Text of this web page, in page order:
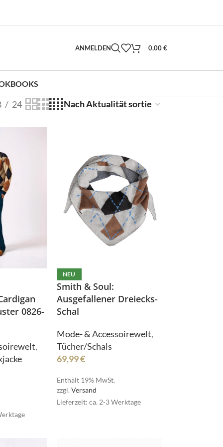
ANMELDEN 0,00€
Bettwaren
24
0826-
,
NEU
Smith & Soul:
Ausgefallener Dreiecks-
Schal
Mode- & Accessoirewelt,
Tücher/Schals
69,99€
Enthält 19% MwSt.
zzgl.Versand
Lieferzeit: ca. 2-3 Werktage